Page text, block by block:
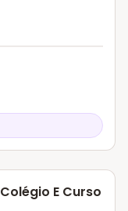
E Curso